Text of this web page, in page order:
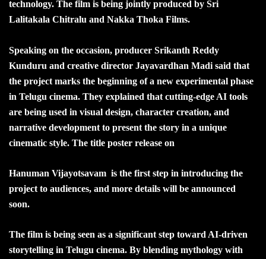
technology. The film is being jointly produced by Sri
Lalitakala Chitralu and Nakka Thoka Films.
Speaking on the occasion, producer Srikanth Reddy
Kunduru and creative director Jayavardhan Madi said that
the project marks the beginning of a new experimental phase
in Telugu cinema. They explained that cutting-edge AI tools
are being used in visual design, character creation, and
narrative development to present the story in a unique
cinematic style. The title poster release on
Hanuman Vijayotsavam is the first step in introducing the
project to audiences, and more details will be announced
soon.
The film is being seen as a significant step toward AI-driven
storytelling in Telugu cinema. By blending mythology with